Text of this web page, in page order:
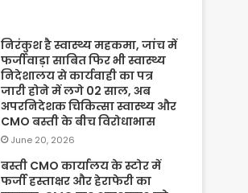
निरंकुश है स्वास्थ्य महकमा, जांच में
फर्जीवाड़ा साबित फिर भी स्वास्थ्य
निदेशालय से कार्यवाही का पत्र
जारी होने में लगे 02 साल, अब
अपरनिदेशक चिकित्सा स्वास्थ्य और
CMO बस्ती के बीच विरोधाभास
June 20, 2026
बस्ती CMO कार्यालय के स्टोर में
फर्जी हस्ताक्षर और हेराफेरी का